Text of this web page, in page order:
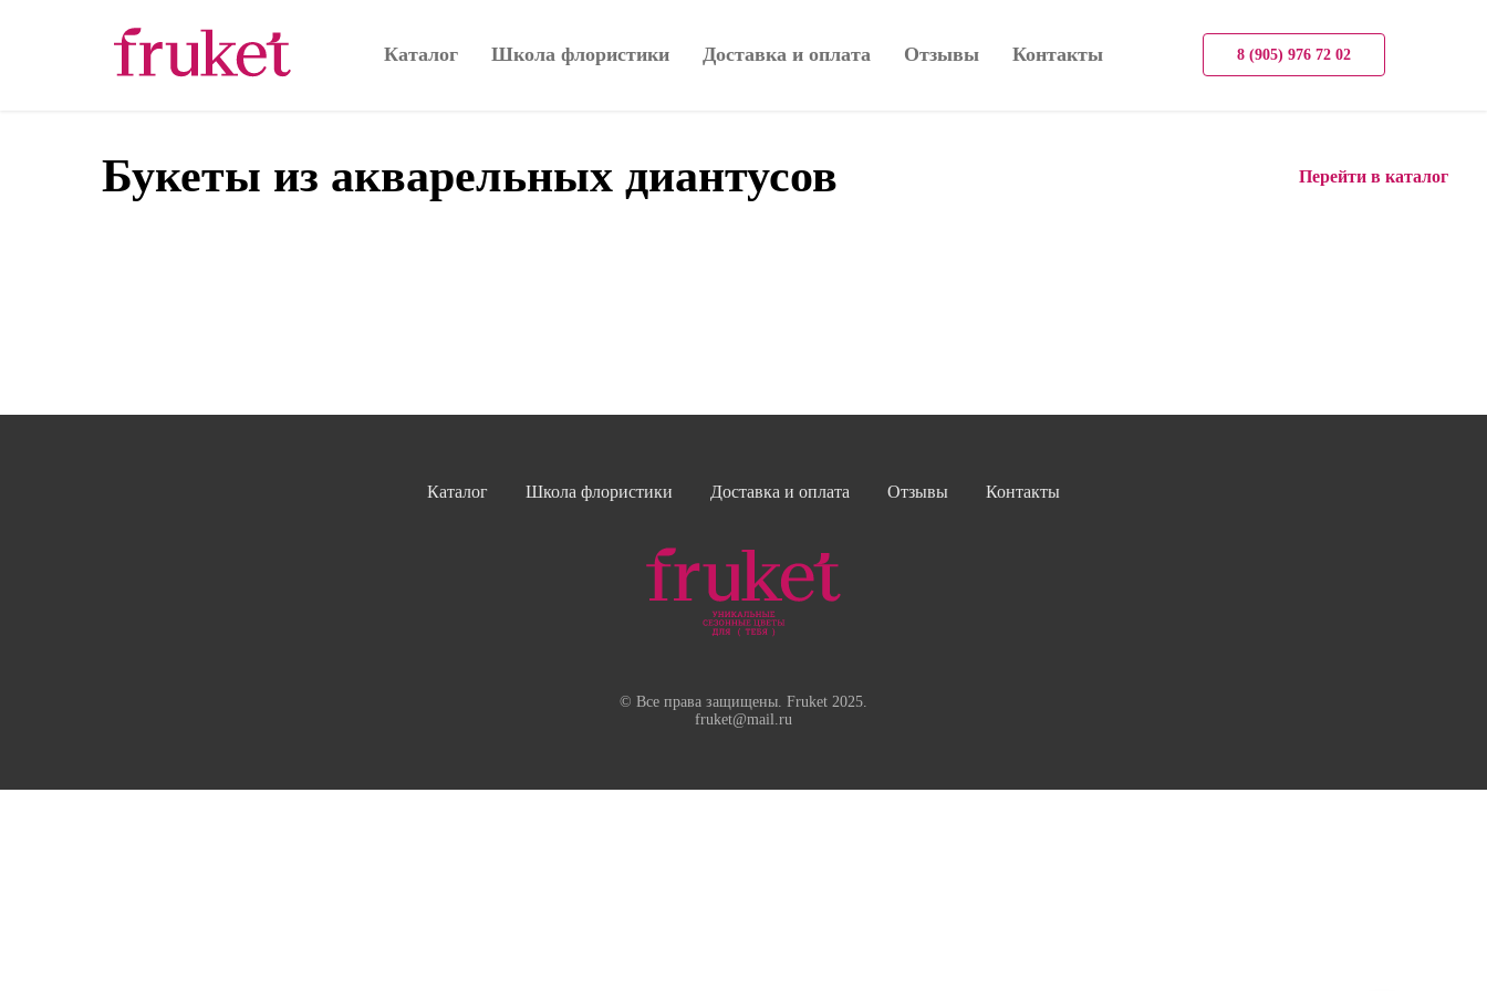
Каталог Школа флористики Доставка и оплата Отзывы Контакты 8 (905) 976 72 02
Букеты из акварельных диантусов Перейти в каталог
Каталог Школа флористики Доставка и оплата Отзывы Контакты
© Все права защищены. Fruket 2025.
fruket@mail.ru